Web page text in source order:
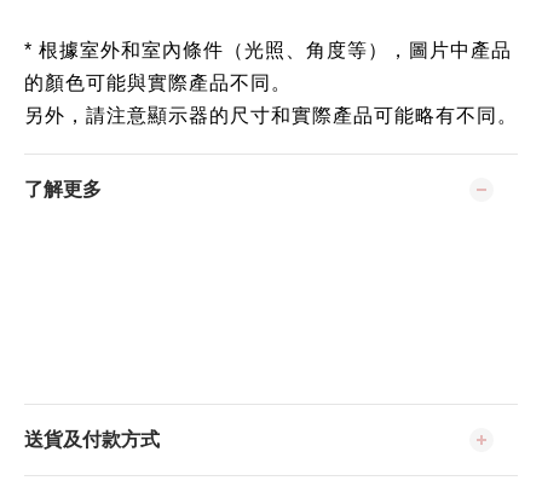
* 根據室外和室內條件（光照、角度等），圖片中產品
的顏色可能與實際產品不同。
另外，請注意顯示器的尺寸和實際產品可能略有不同。
了解更多
送貨及付款方式